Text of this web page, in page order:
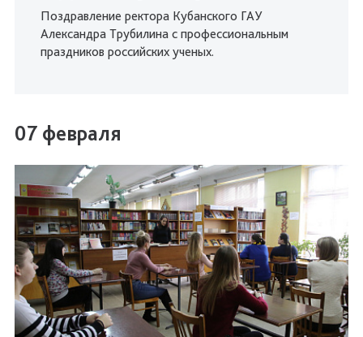
Поздравление ректора Кубанского ГАУ
Александра Трубилина с профессиональным
праздников российских ученых.
07 февраля